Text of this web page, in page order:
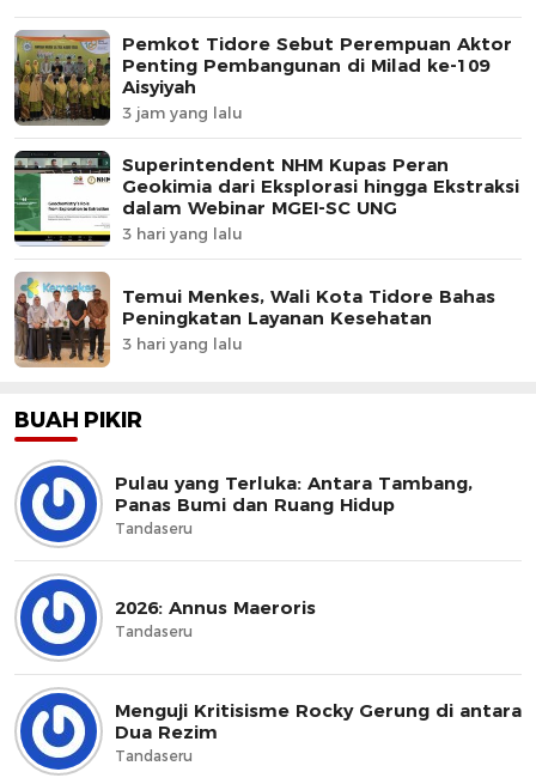
Pemkot Tidore Sebut Perempuan Aktor
Penting Pembangunan di Milad ke-109
Aisyiyah
3 jam yang lalu
Superintendent NHM Kupas Peran
Geokimia dari Eksplorasi hingga Ekstraksi
dalam Webinar MGEI-SC UNG
3 hari yang lalu
Temui Menkes, Wali Kota Tidore Bahas
Peningkatan Layanan Kesehatan
3 hari yang lalu
BUAH PIKIR
Pulau yang Terluka: Antara Tambang,
Panas Bumi dan Ruang Hidup
Tandaseru
2026: Annus Maeroris
Tandaseru
Menguji Kritisisme Rocky Gerung di antara
Dua Rezim
Tandaseru